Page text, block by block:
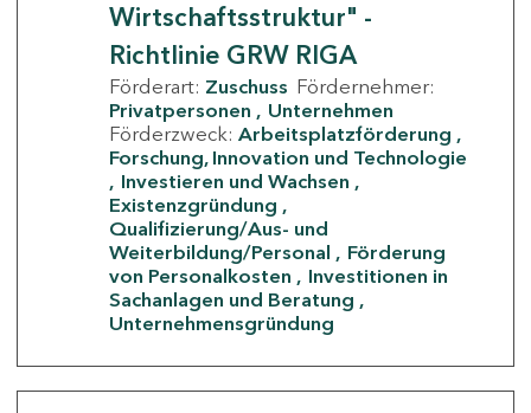
Wirtschaftsstruktur" -
Richtlinie GRW RIGA
Förderart: Zuschuss Fördernehmer:
Privatpersonen
Unternehmen
Förderzweck: Arbeitsplatzförderung
Forschung, Innovation und Technologie
Investieren und Wachsen
Existenzgründung
Qualifizierung/Aus- und
Weiterbildung/Personal
Förderung
von Personalkosten
Investitionen in
Sachanlagen und Beratung
Unternehmensgründung